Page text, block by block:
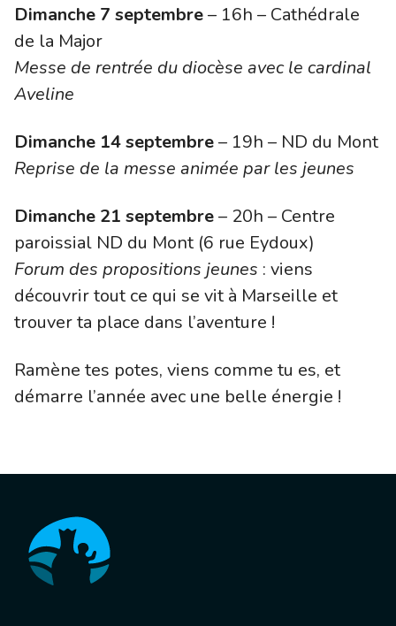
Dimanche 7 septembre – 16h – Cathédrale
Messe de rentrée du diocèse avec le cardinal
Aveline
Dimanche 14 septembre
Reprise de la messe animée par les jeunes
Dimanche 21 septembre – 20h – Centre
Forum des propositions jeunes : viens
découvrir tout ce qui se vit à Marseille et
trouver ta place dans l’aventure !
Ramène tes potes, viens comme tu es, et
démarre l’année avec une belle énergie !